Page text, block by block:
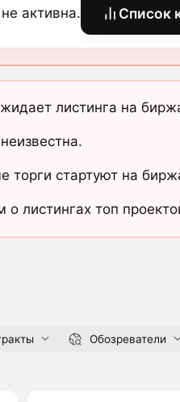
активна. Список
листинга на
торги стартуют на
листингах топ
Обозреватели